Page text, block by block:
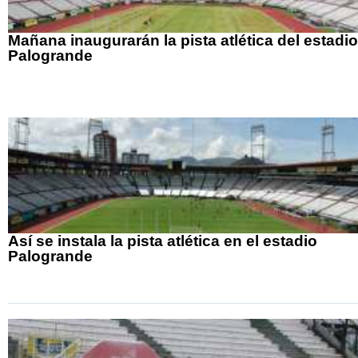
Mañana inaugurarán la pista atlética del estadio
Palogrande
Así se instala la pista atlética en el estadio
Palogrande